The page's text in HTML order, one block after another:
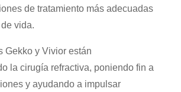
de tratamiento más adecuadas
vida.
Gekko y Vivior están
la cirugía refractiva, poniendo fin a
y ayudando a impulsar